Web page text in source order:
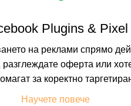
На
Plugins & Pixel
на реклами спрямо
оферта или
за коректно
Научете повече